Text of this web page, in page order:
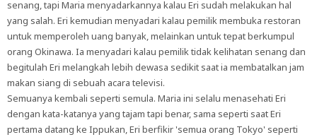
senang, tapi Maria menyadarkannya kalau Eri sudah melakukan hal
yang salah. Eri kemudian menyadari kalau pemilik membuka restoran
untuk memperoleh uang banyak, melainkan untuk tepat berkumpul
orang Okinawa. Ia menyadari kalau pemilik tidak kelihatan senang dan
begitulah Eri melangkah lebih dewasa sedikit saat ia membatalkan jam
makan siang di sebuah acara televisi.
Semuanya kembali seperti semula. Maria ini selalu menasehati Eri
dengan kata-katanya yang tajam tapi benar, sama seperti saat Eri
pertama datang ke Ippukan, Eri berfikir 'semua orang Tokyo' seperti